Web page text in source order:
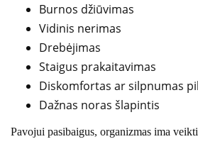
Burnos džiūvimas
Vidinis nerimas
Drebėjimas
Staigus prakaitavimas
Diskomfortas ar silpnumas
Dažnas noras šlapintis
Pavojui pasibaigus, organizmas ima